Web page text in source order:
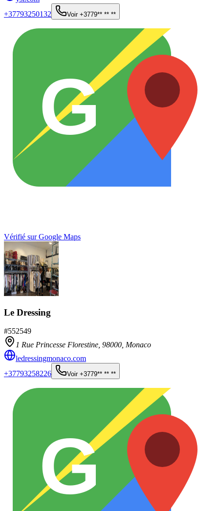
+37793250132
Voir +3779** ** **
G
Vérifié sur Google Maps
Le Dressing
#552549
1 Rue Princesse Florestine, 98000, Monaco
ledressingmonaco.com
+37793258226
Voir +3779** ** **
G